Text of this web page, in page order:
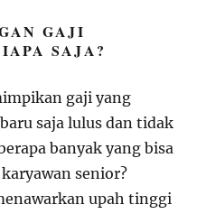
GAJI
SAJA?
gaji yang
saja lulus dan tidak
banyak yang bisa
senior?
upah tinggi